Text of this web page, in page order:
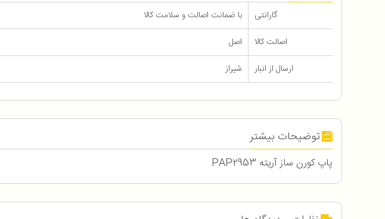
گارانتی
با ضمانت اصالت و سلامت کالا
اصالت کالا
اصل
ارسال از انبار
شیراز
توضیحات بیشتر
پاپ کورن ساز آریته PAP2953